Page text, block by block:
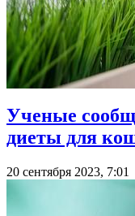
Ученые
диеты для
20 сентября 2023, 7:01